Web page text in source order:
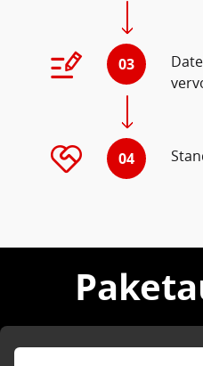
03
04